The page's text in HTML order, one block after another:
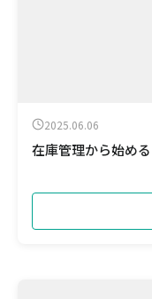
2025.06.06
在庫管理から始め